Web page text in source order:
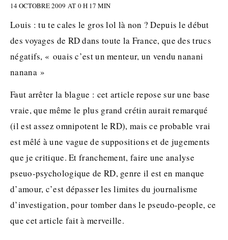
14 OCTOBRE 2009 AT 0 H 17 MIN
Louis : tu te cales le gros lol là non ? Depuis le début
des voyages de RD dans toute la France, que des trucs
négatifs, « ouais c’est un menteur, un vendu nanani
nanana »
Faut arrêter la blague : cet article repose sur une base
vraie, que même le plus grand crétin aurait remarqué
(il est assez omnipotent le RD), mais ce probable vrai
est mêlé à une vague de suppositions et de jugements
que je critique. Et franchement, faire une analyse
pseuo-psychologique de RD, genre il est en manque
d’amour, c’est dépasser les limites du journalisme
d’investigation, pour tomber dans le pseudo-people, ce
que cet article fait à merveille.